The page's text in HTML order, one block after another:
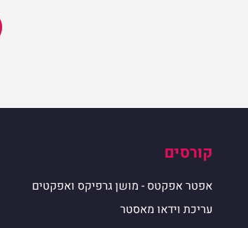
קורסים
אפטר אפקטס - מושן גרפיקס ואפקטים
עריכת וידאו מאסטר